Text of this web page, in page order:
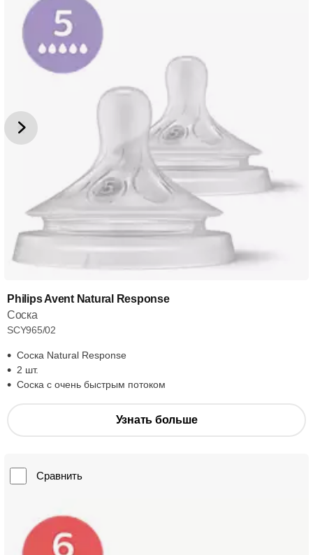
Philips Avent Natural Response
Соска
SCY965/02
Соска Natural Response
2 шт.
Соска с очень быстрым потоком
Узнать больше
Сравнить